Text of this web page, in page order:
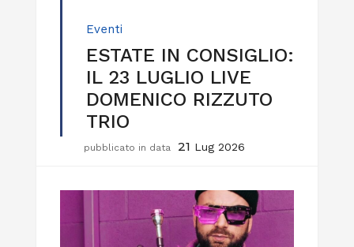
Eventi
ESTATE IN CONSIGLIO:
IL 23 LUGLIO LIVE
DOMENICO RIZZUTO
TRIO
pubblicato in data 21 Lug 2026